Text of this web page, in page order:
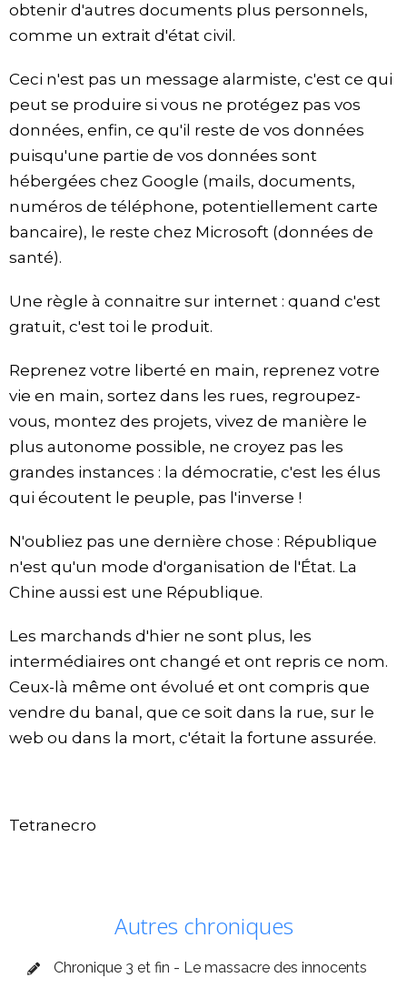
obtenir d'autres documents plus personnels,
comme un extrait d'état civil.
Ceci n'est pas un message alarmiste, c'est ce qui
peut se produire si vous ne protégez pas vos
données, enfin, ce qu'il reste de vos données
puisqu'une partie de vos données sont
hébergées chez Google (mails, documents,
numéros de téléphone, potentiellement carte
bancaire), le reste chez Microsoft (données de
santé).
Une règle à connaitre sur internet : quand c'est
gratuit, c'est toi le produit.
Reprenez votre liberté en main, reprenez votre
vie en main, sortez dans les rues, regroupez-
vous, montez des projets, vivez de manière le
plus autonome possible, ne croyez pas les
grandes instances : la démocratie, c'est les élus
qui écoutent le peuple, pas l'inverse !
N'oubliez pas une dernière chose : République
n'est qu'un mode d'organisation de l'État. La
Chine aussi est une République.
Les marchands d'hier ne sont plus, les
intermédiaires ont changé et ont repris ce nom.
Ceux-là même ont évolué et ont compris que
vendre du banal, que ce soit dans la rue, sur le
web ou dans la mort, c'était la fortune assurée.
Tetranecro
Autres chroniques
Chronique 3 et fin - Le massacre des innocents